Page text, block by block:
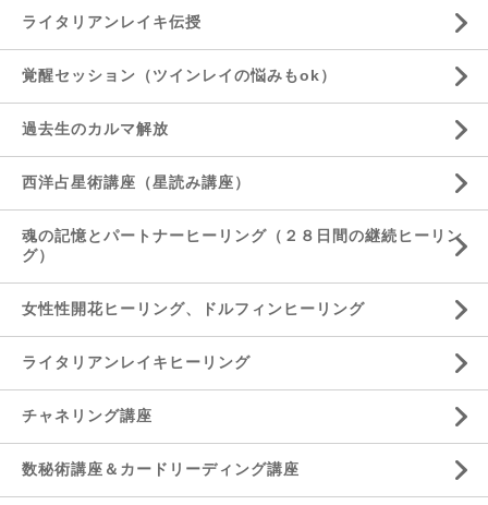
ライタリアンレイキ伝授
覚醒セッション（ツインレイの悩みもok）
過去生のカルマ解放
西洋占星術講座（星読み講座）
魂の記憶とパートナーヒーリング（２８日間の継続ヒーリン
グ）
女性性開花ヒーリング、ドルフィンヒーリング
ライタリアンレイキヒーリング
チャネリング講座
数秘術講座＆カードリーディング講座